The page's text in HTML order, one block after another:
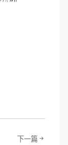
下一篇